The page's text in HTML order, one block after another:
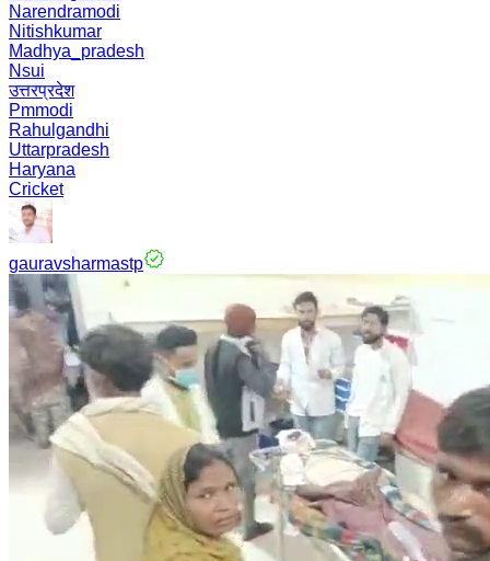
Narendramodi
Nitishkumar
Madhya_pradesh
Nsui
उत्तरप्रदेश
Pmmodi
Rahulgandhi
Uttarpradesh
Haryana
Cricket
gauravsharmastp